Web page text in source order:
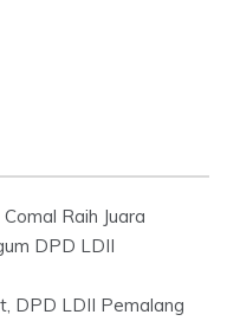
Raih Juara
DPD LDII
DPD LDII Pemalang